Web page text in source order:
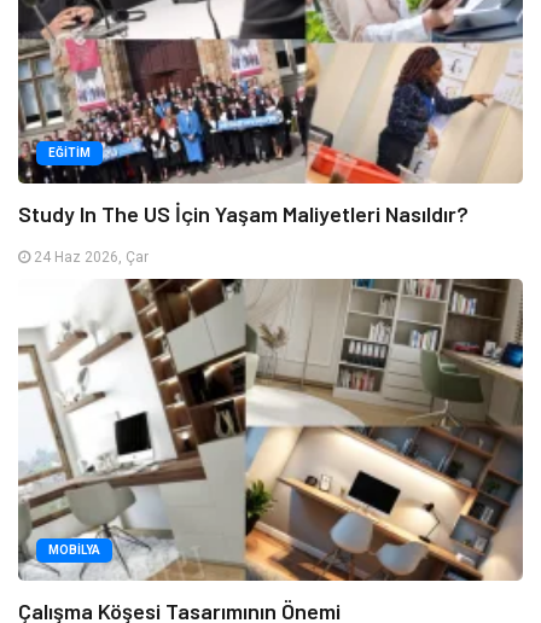
EĞITIM
Study In The US İçin Yaşam Maliyetleri Nasıldır?
24 Haz 2026, Çar
MOBILYA
Çalışma Köşesi Tasarımının Önemi